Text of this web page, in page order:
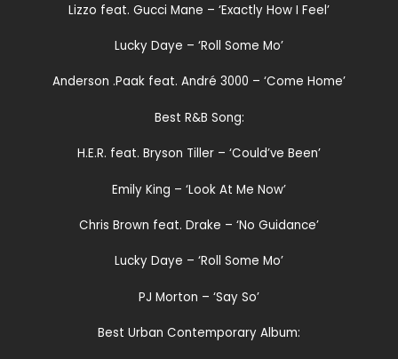
Lizzo feat. Gucci Mane – ‘Exactly How I Feel’
Lucky Daye – ‘Roll Some Mo’
Anderson .Paak feat. André 3000 – ‘Come Home’
Best R&B Song:
H.E.R. feat. Bryson Tiller – ‘Could’ve Been’
Emily King – ‘Look At Me Now’
Chris Brown feat. Drake – ‘No Guidance’
Lucky Daye – ‘Roll Some Mo’
PJ Morton – ‘Say So’
Best Urban Contemporary Album: